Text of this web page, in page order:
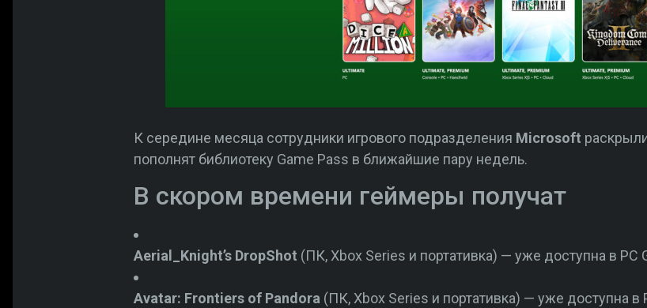
К середине месяца сотрудники игрового подразделения Microsoft
пополнят библиотеку Game Pass в ближайшие пару недель.
В скором времени геймеры получат
Aerial_Knight’s DropShot (ПК, Xbox Series и портативка) — уже доступна в PC
Avatar: Frontiers of Pandora (ПК, Xbox Series и портативка) — уже доступна в